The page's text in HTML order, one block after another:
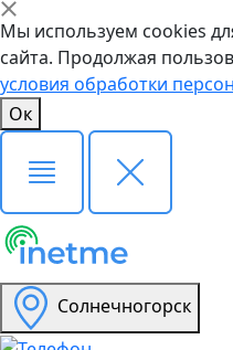
Мы используем cookies
сайта. Продолжая
условия обработки
Ок
Солнечногорск